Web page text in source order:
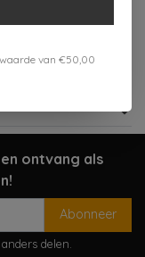
op over dit product
ontvang als
Abonneer
delen.
van €50,00